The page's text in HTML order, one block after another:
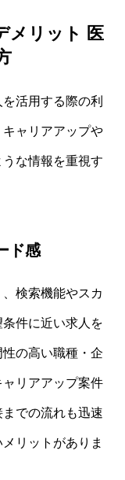
メリット 医
活用する際の利
ャリアアップや
な情報を重視す
ド感
検索機能やスカ
件に近い求人を
の高い職種・企
リアアップ案件
での流れも迅速
リットがありま